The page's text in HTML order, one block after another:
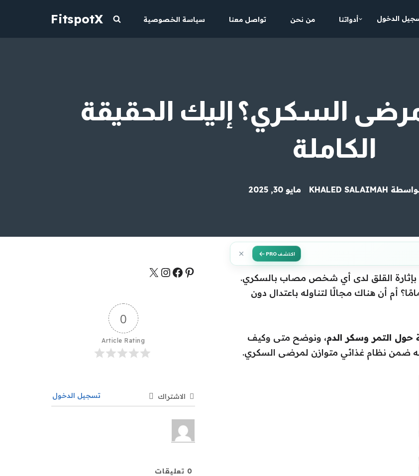
الدخول أدواتنا من نحن تواصل معنا سياسة الخصوصية FitspotX
السكري؟ إليك الحقيقة
الكاملة
KHALED SALAIMAH مايو 30, 2025
اكتشف PRO
بإثارة القلق لدى أي شخص مصاب بالسكري.
أم أن هناك مجالًا لتناوله باعتدال دون
حول التمر وسكر الدم، ونوضح متى وكيف
ضمن نظام غذائي متوازن لمرضى السكري.
0
Article Rating
الاشتراك تسجيل الدخول
0 تعليقات